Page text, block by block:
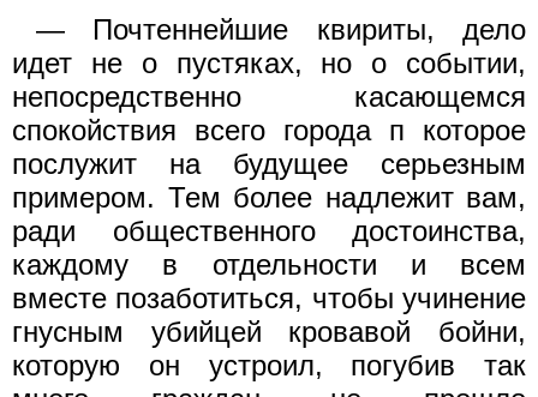
— Почтеннейшие квириты, дело
идет не о пустяках, но о событии,
непосредственно касающемся
спокойствия всего города п которое
послужит на будущее серьезным
примером. Тем более надлежит вам,
ради общественного достоинства,
каждому в отдельности и всем
вместе позаботиться, чтобы учинение
гнусным убийцей кровавой бойни,
которую он устроил, погубив так